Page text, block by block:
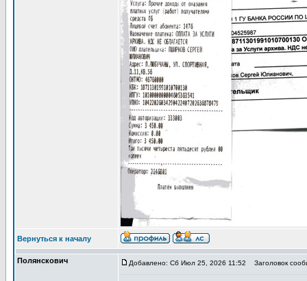
Вернуться к началу
Полянскович Добавлено: Сб Июл 25, 2026 11:52 Заголовок